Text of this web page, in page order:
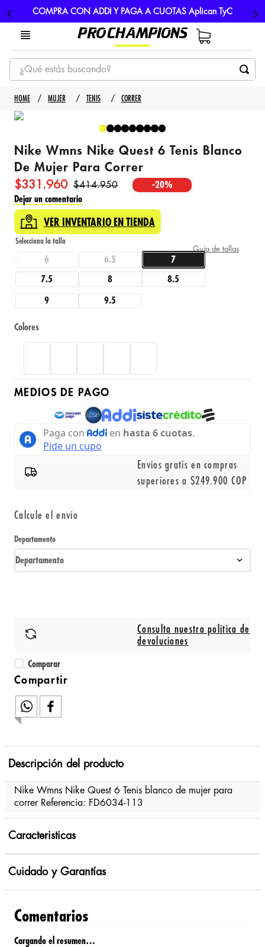
COMPRA CON ADDI Y PAGA A CUOTAS Aplican TyC
¿Qué estás buscando?
TÉRMINOS MÁS BUSCADOS
1
3. nike
4. guayos
5
MUJER TENIS CORRER
Nike Wmns Nike Quest 6 Tenis Blanco
De Mujer Para Correr
$331 .960 $414.950 -20%
Dejar un comentario
VER INVENTARIO EN TIENDA
Guía de tallas
6 6.5 7
7.5 8 8.5
9 9.5
Colores
MEDIOS DE PAGO
Envíos gratis en compras
superiores a $249.900 COP
Calcule el envío
Departamento
Departamento
Consulta nuestra política de
devoluciones
Comparar
Descripción del producto
Nike Wmns Nike Quest 6 Tenis blanco de mujer para
correr Referencia: FD6034-113
Caracteristicas
Cuidado y Garantías
Comentarios
Cargando el resumen…